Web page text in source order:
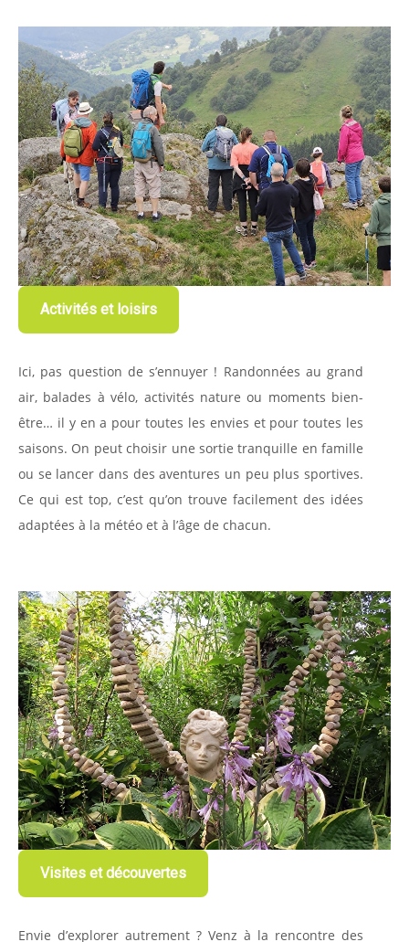
Activités et loisirs
Ici, pas question de s’ennuyer ! Randonnées au grand
air, balades à vélo, activités nature ou moments bien-
être… il y en a pour toutes les envies et pour toutes les
saisons. On peut choisir une sortie tranquille en famille
ou se lancer dans des aventures un peu plus sportives.
Ce qui est top, c’est qu’on trouve facilement des idées
adaptées à la météo et à l’âge de chacun.
Visites et découvertes
Envie d’explorer autrement ? Venz à la rencontre des